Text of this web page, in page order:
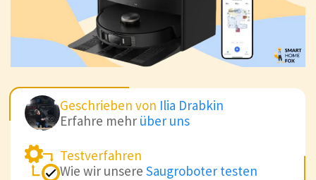
Geschrieben von Ilia Drabkin
Erfahre mehr über uns
Testverfahren
Wie wir unsere Saugroboter testen